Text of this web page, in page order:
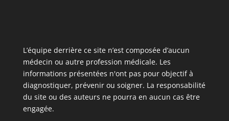
L’équipe derrière ce site n’est composée d’aucun
médecin ou autre profession médicale. Les
informations présentées n'ont pas pour objectif à
diagnostiquer, prévenir ou soigner. La responsabilité
du site ou des auteurs ne pourra en aucun cas être
engagée.